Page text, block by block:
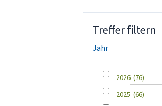
Treffer filtern
Jahr
2026 (76)
2025 (66)